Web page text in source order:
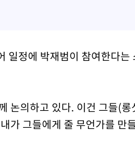
일정에 박재범이 참여한다는
논의하고 있다. 이건 그들(
가 그들에게 줄 무언가를 만